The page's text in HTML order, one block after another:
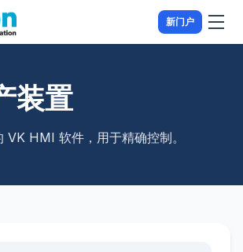
新门户
装置
VK HMI 软件，用于精确控制。